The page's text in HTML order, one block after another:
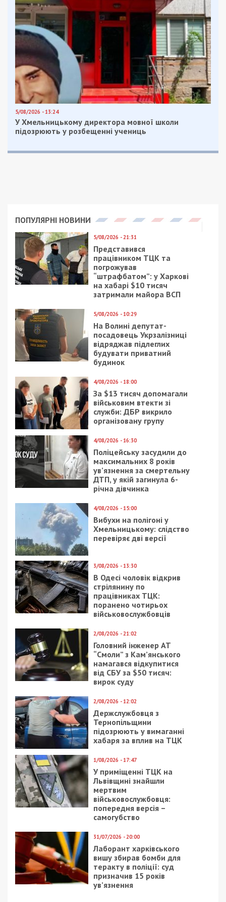
5/08/2026 - 13:24
У Хмельницькому директора мовної школи
підозрюють у розбещенні учениць
ПОПУЛЯРНІ НОВИНИ
5/08/2026 - 21:31
Представився
працівником ТЦК та
погрожував
“штрафбатом”: у Харкові
на хабарі $10 тисяч
затримали майора ВСП
5/08/2026 - 10:29
На Волині депутат-
посадовець Укрзалізниці
відряджав підлеглих
будувати приватний
будинок
4/08/2026 - 18:00
За $13 тисяч допомагали
військовим втекти зі
служби: ДБР викрило
організовану групу
4/08/2026 - 16:30
Поліцейську засудили до
максимальних 8 років
ув’язнення за смертельну
ДТП, у якій загинула 6-
річна дівчинка
4/08/2026 - 15:00
Вибухи на полігоні у
Хмельницькому: слідство
перевіряє дві версії
3/08/2026 - 13:30
В Одесі чоловік відкрив
стрілянину по
працівниках ТЦК:
поранено чотирьох
військовослужбовців
2/08/2026 - 21:02
Головний інженер АТ
“Смоли” з Кам’янського
намагався відкупитися
від СБУ за $50 тисяч:
вирок суду
2/08/2026 - 12:02
Держслужбовця з
Тернопільщини
підозрюють у вимаганні
хабаря за вплив на ТЦК
1/08/2026 - 17:47
У приміщенні ТЦК на
Львівщині знайшли
мертвим
військовослужбовця:
попередня версія –
самогубство
31/07/2026 - 20:00
Лаборант харківського
вишу збирав бомби для
теракту в поліції: суд
призначив 15 років
ув’язнення